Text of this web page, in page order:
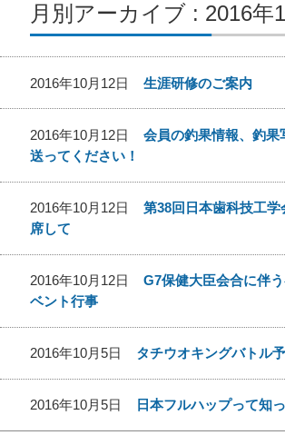
月別アーカイブ : 2016年
2016年10月12日生涯研修のご案内
2016年10月12日会員の釣果情報、釣果
送ってください！
2016年10月12日第38回日本歯科技工学
席して
2016年10月12日G7保健大臣会合に伴
ベント行事
2016年10月5日 タチウオキングバトル
2016年10月5日 日本フルハップって知